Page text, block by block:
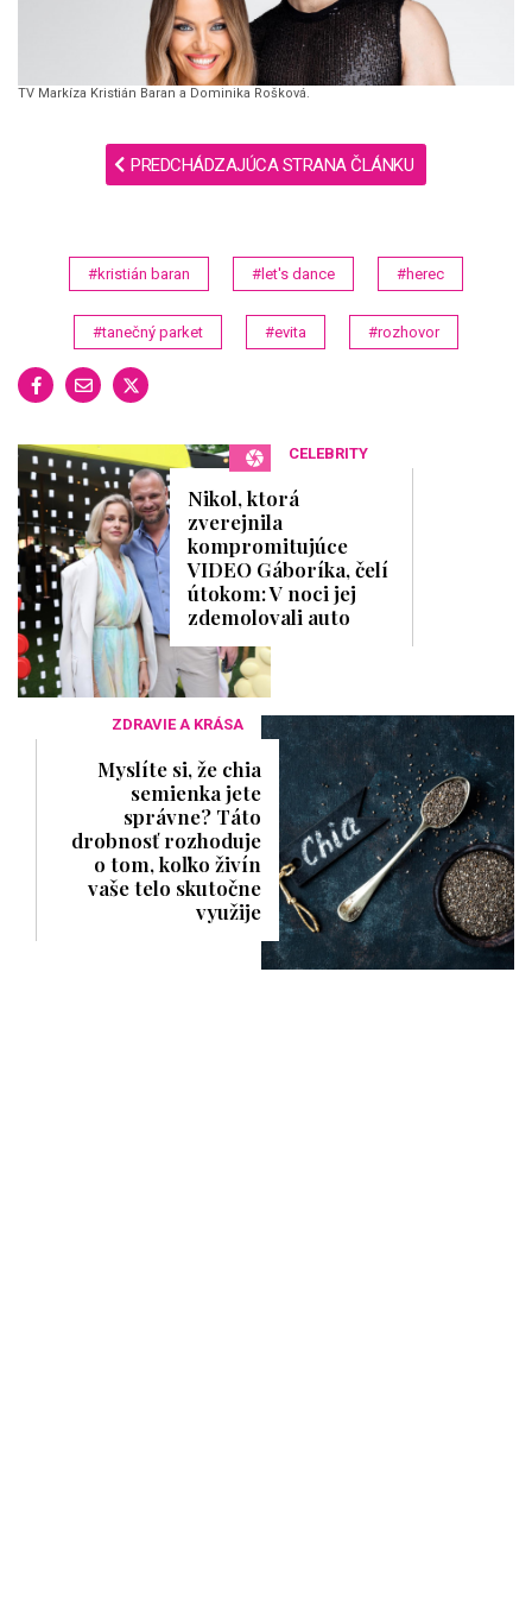
TV Markíza Kristián Baran a Dominika Rošková.
PREDCHÁDZAJÚCA STRANA ČLÁNKU
#kristián baran #let's dance #herec
#tanečný parket #evita #rozhovor
CELEBRITY
Nikol, ktorá
zverejnila
kompromitujúce
VIDEO Gáboríka, čelí
útokom: V noci jej
zdemolovali auto
ZDRAVIE A KRÁSA
Myslíte si, že chia
semienka jete
správne? Táto
drobnosť rozhoduje
o tom, koľko živín
vaše telo skutočne
využije